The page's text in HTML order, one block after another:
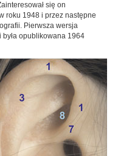
się on
roku 1948 i przez następne
Pierwsza wersja
opublikowana 1964